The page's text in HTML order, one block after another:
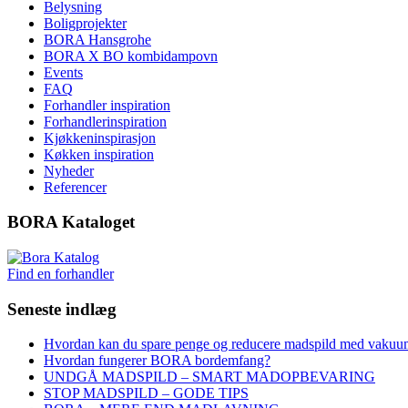
Belysning
Boligprojekter
BORA Hansgrohe
BORA X BO kombidampovn
Events
FAQ
Forhandler inspiration
Forhandlerinspiration
Kjøkkeninspirasjon
Køkken inspiration
Nyheder
Referencer
BORA Kataloget
Find en forhandler
Seneste indlæg
Hvordan kan du spare penge og reducere madspild med
Hvordan fungerer BORA bordemfang?
UNDGÅ MADSPILD – SMART MADOPBEVARING
STOP MADSPILD – GODE TIPS